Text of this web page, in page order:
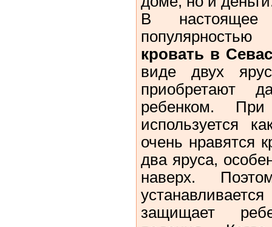
В настоящее
кровать в
виде двух
приобретают
ребенком.
используется
очень нравятся
два яруса,
наверх.
защищает